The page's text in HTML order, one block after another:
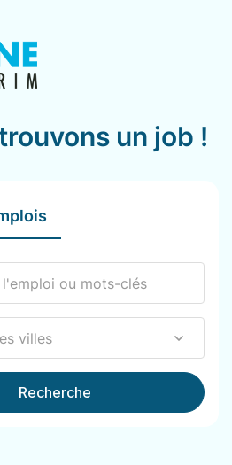
un job !
Recherche